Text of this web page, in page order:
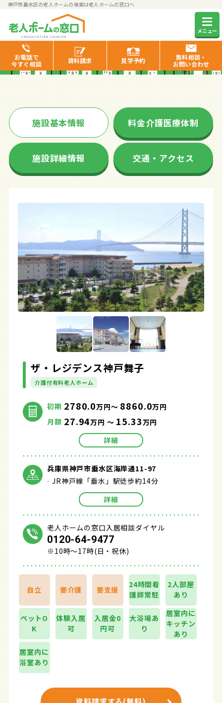
神戸市垂水区の老人ホームの検索は老人ホームの窓口へ
メニュー
お電話で
今すぐ相談
資料請求 見学予約
無料相談・
お問い合わせ
ザ・レジデンス神戸舞子
施設基本情報 料金介護医療体制
施設詳細情報 交通・アクセス
ザ・レジデンス神戸舞子
介護付有料老人ホーム
初期 2780.0万円～ 8860.0万円
月額 27.94万円 ～ 15.33万円
詳細
兵庫県神戸市垂水区海岸通11-97
JR神戸線「垂水」駅徒歩約14分
詳細
老人ホームの窓口入居相談ダイヤル
0120-64-9477
※10時～17時(日・祝休)
自立 要介護 要支援
24時間看
護師常駐
2人部屋
あり
ペットO
K
体験入居
可
入居金0
円可
大浴場あ
り
居室内に
キッチン
あり
居室内に
浴室あり